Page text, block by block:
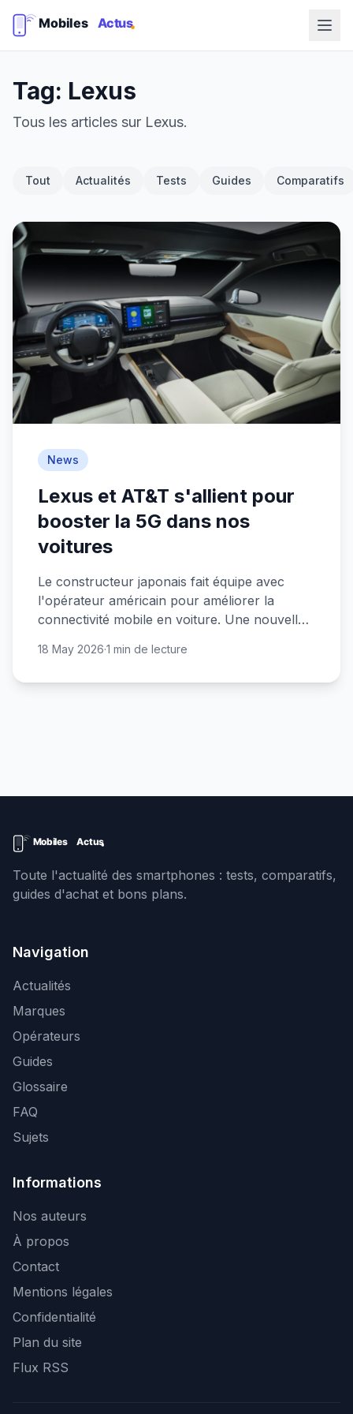
Tag: Lexus
Tous les articles sur Lexus.
Tout Actualités Tests Guides Comparatifs
News
Lexus et AT&T s'allient pour
booster la 5G dans nos
voitures
Le constructeur japonais fait équipe avec
l'opérateur américain pour améliorer la
connectivité mobile en voiture. Une nouvelle
18 May 2026·1 min de lecture
Toute l'actualité des smartphones : tests, comparatifs,
guides d'achat et bons plans.
Navigation
Actualités
Marques
Opérateurs
Guides
Glossaire
FAQ
Sujets
Informations
Nos auteurs
À propos
Contact
Mentions légales
Confidentialité
Plan du site
Flux RSS